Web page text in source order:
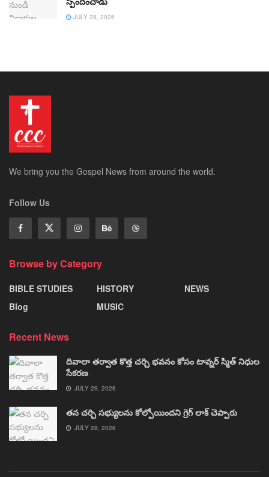
JULY 28, 2026
We bring you the Gospel News from around the world.
Follow Us
Browse by Category
BIBLE STUDIES
Blog
HISTORY
MUSIC
NEWS
Recent News
దివాలా తర్వాత కొత్త చర్చి భవనం కోసం టావ్నర్ స్మిత్ నిధుల
సేకరణ
JULY 29, 2026
తన చర్చి సభ్యులను కోల్పోయిందని గ్రెగ్ లాక్ చెప్పారు
JULY 28, 2026